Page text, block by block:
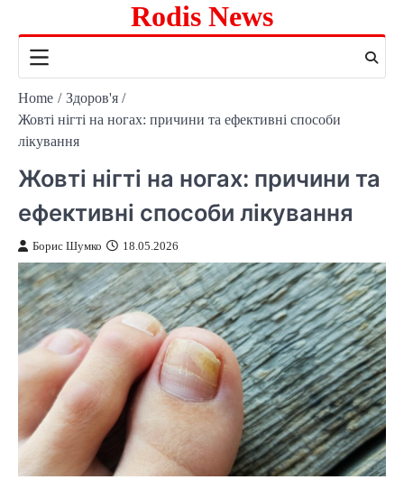
content
Rodis News
Home
Здоров'я
Жовті нігті на ногах: причини та ефективні способи
лікування
Жовті нігті на ногах: причини та
ефективні способи лікування
Борис Шумко 18.05.2026